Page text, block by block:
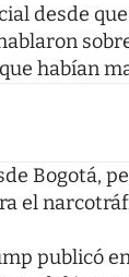
desde
habían
Bogotá,
el
publicó